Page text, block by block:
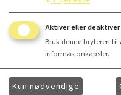
Aktiver eller
Bruk denne bryteren
informasjonkapsler.
Kun nødvendige